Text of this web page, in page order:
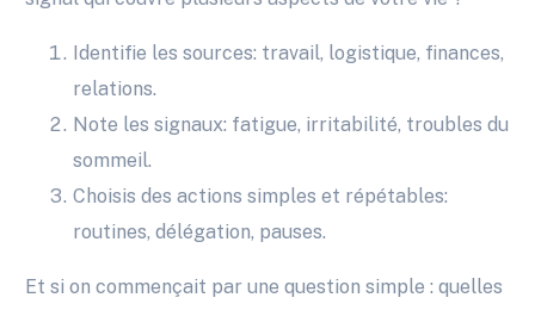
Identifie les sources: travail, logistique, finances,
relations.
Note les signaux: fatigue, irritabilité, troubles du
sommeil.
Choisis des actions simples et répétables:
routines, délégation, pauses.
Et si on commençait par une question simple : quelles